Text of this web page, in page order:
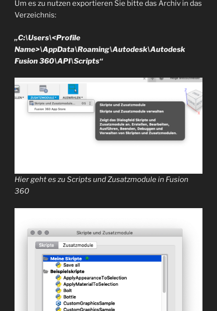
Um es zu nutzen exportieren Sie bitte das Archiv in das
Verzeichnis:
„C:\Users\<Profile
Name>\AppData\Roaming\Autodesk\Autodesk
Fusion 360\API\Scripts“
Hier geht es zu Scripts und Zusatzmodule in Fusion
360